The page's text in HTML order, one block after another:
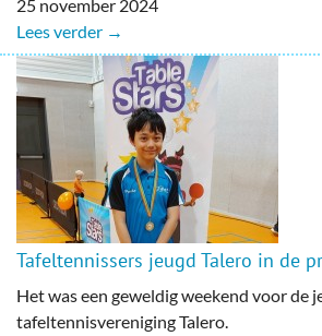
25 november 2024
Lees verder →
Tafeltennissers jeugd Talero in de
Het was een geweldig weekend voor de
tafeltennisvereniging Talero.